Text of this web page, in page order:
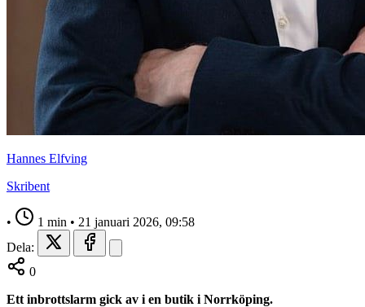
Hannes Elfving
Skribent
• 1 min • 21 januari 2026, 09:58
Dela:
0
Ett inbrottslarm gick av i en butik i Norrköping.